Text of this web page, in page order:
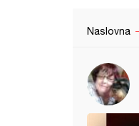
Naslovna